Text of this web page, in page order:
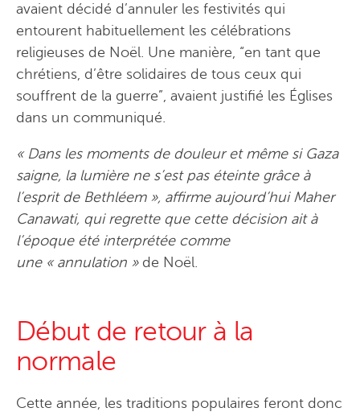
avaient décidé d’annuler les festivités qui
entourent habituellement les célébrations
religieuses de Noël. Une manière, “en tant que
chrétiens, d’être solidaires de tous ceux qui
souffrent de la guerre”, avaient justifié les Églises
dans un communiqué.
« Dans les moments de douleur et même si Gaza
saigne, la lumière ne s’est pas éteinte grâce à
l’esprit de Bethléem », affirme aujourd’hui Maher
Canawati, qui regrette que cette décision ait à
l’époque été interprétée comme
une « annulation »de Noël.
Début de retour à la
normale
Cette année, les traditions populaires feront donc